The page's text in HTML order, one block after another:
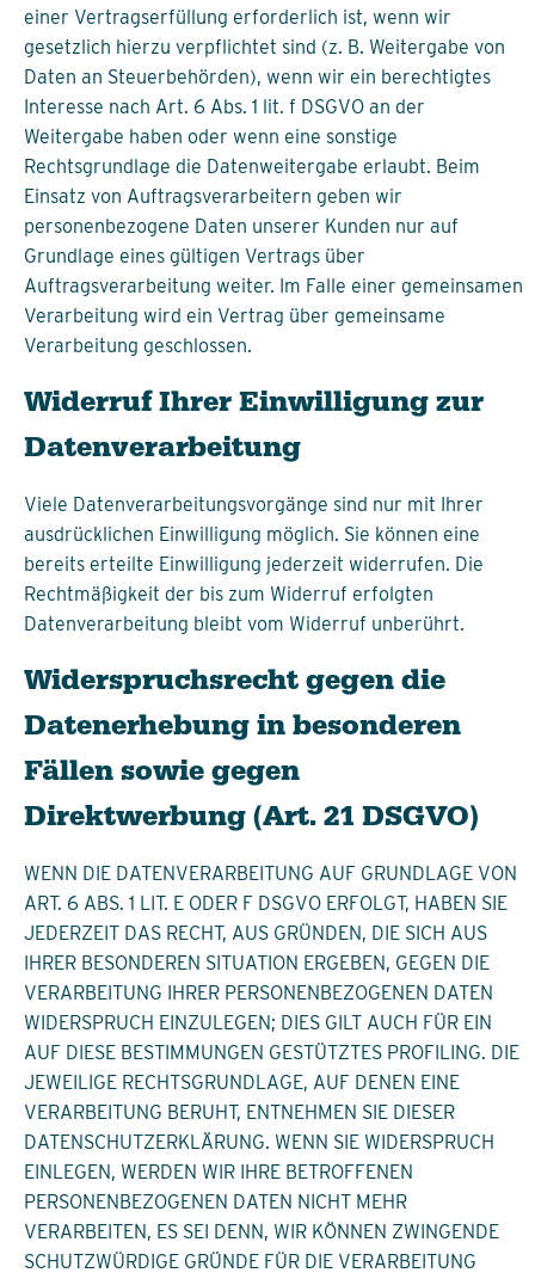
einer Vertragserfüllung erforderlich ist, wenn wir
gesetzlich hierzu verpflichtet sind (z. B. Weitergabe von
Daten an Steuerbehörden), wenn wir ein berechtigtes
Interesse nach Art. 6 Abs. 1 lit. f DSGVO an der
Weitergabe haben oder wenn eine sonstige
Rechtsgrundlage die Datenweitergabe erlaubt. Beim
Einsatz von Auftragsverarbeitern geben wir
personenbezogene Daten unserer Kunden nur auf
Grundlage eines gültigen Vertrags über
Auftragsverarbeitung weiter. Im Falle einer gemeinsamen
Verarbeitung wird ein Vertrag über gemeinsame
Verarbeitung geschlossen.
Widerruf Ihrer Einwilligung zur
Datenverarbeitung
Viele Datenverarbeitungsvorgänge sind nur mit Ihrer
ausdrücklichen Einwilligung möglich. Sie können eine
bereits erteilte Einwilligung jederzeit widerrufen. Die
Rechtmäßigkeit der bis zum Widerruf erfolgten
Datenverarbeitung bleibt vom Widerruf unberührt.
Widerspruchsrecht gegen die
Datenerhebung in besonderen
Fällen sowie gegen
Direktwerbung (Art. 21 DSGVO)
WENN DIE DATENVERARBEITUNG AUF GRUNDLAGE VON
ART. 6 ABS. 1 LIT. E ODER F DSGVO ERFOLGT, HABEN SIE
JEDERZEIT DAS RECHT, AUS GRÜNDEN, DIE SICH AUS
IHRER BESONDEREN SITUATION ERGEBEN, GEGEN DIE
VERARBEITUNG IHRER PERSONENBEZOGENEN DATEN
WIDERSPRUCH EINZULEGEN; DIES GILT AUCH FÜR EIN
AUF DIESE BESTIMMUNGEN GESTÜTZTES PROFILING. DIE
JEWEILIGE RECHTSGRUNDLAGE, AUF DENEN EINE
VERARBEITUNG BERUHT, ENTNEHMEN SIE DIESER
DATENSCHUTZERKLÄRUNG. WENN SIE WIDERSPRUCH
EINLEGEN, WERDEN WIR IHRE BETROFFENEN
PERSONENBEZOGENEN DATEN NICHT MEHR
VERARBEITEN, ES SEI DENN, WIR KÖNNEN ZWINGENDE
SCHUTZWÜRDIGE GRÜNDE FÜR DIE VERARBEITUNG